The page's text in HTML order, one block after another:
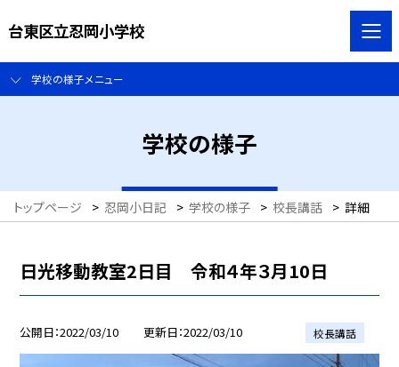
台東区立忍岡小学校
学校の様子メニュー
学校の様子
トップページ > 忍岡小日記 > 学校の様子 > 校長講話 > 詳細
日光移動教室2日目 令和４年３月10日
公開日 2022/03/10 更新日 2022/03/10 校長講話